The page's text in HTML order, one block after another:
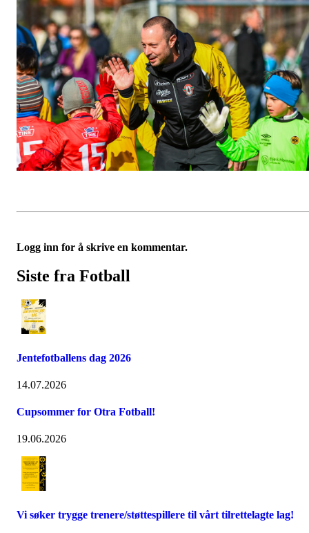
Logg inn for å skrive en kommentar.
Siste fra Fotball
Jentefotballens dag 2026
14.07.2026
Cupsommer for Otra Fotball!
19.06.2026
Vi søker trygge trenere/støttespillere til vårt tilrettelagte lag!